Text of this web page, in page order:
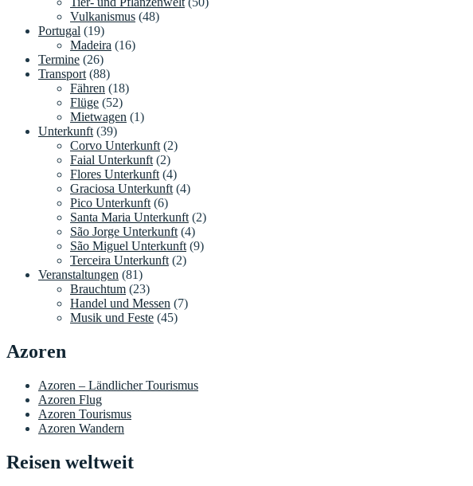
Vulkanismus (48)
Portugal (19)
Madeira (16)
Termine (26)
Transport (88)
Fähren (18)
Flüge (52)
Mietwagen (1)
Unterkunft (39)
Corvo Unterkunft (2)
Faial Unterkunft (2)
Flores Unterkunft (4)
Graciosa Unterkunft (4)
Pico Unterkunft (6)
Santa Maria Unterkunft (2)
São Jorge Unterkunft (4)
São Miguel Unterkunft (9)
Terceira Unterkunft (2)
Veranstaltungen (81)
Brauchtum (23)
Handel und Messen (7)
Musik und Feste (45)
Azoren
Azoren – Ländlicher Tourismus
Azoren Flug
Azoren Tourismus
Azoren Wandern
Reisen weltweit